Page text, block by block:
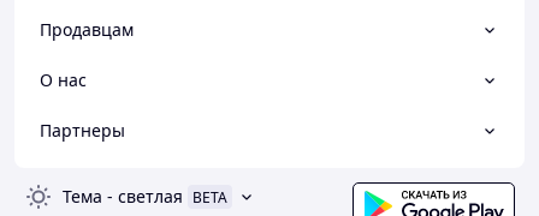
Продавцам
О нас
Партнеры
Тема - светлая BETA